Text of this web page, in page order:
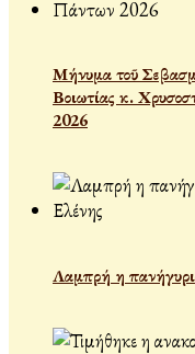
Μήνυμα τοῦ
Βοιωτίας κ.
2026
Λαμπρή η